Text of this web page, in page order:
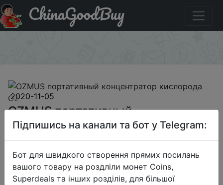
Придбати по знижці BGCNMUSGF OZMUS портативный
концентратор кислорода O2
ChinaGoodBuy
2020-11-05
OZMUS портативный
концентратор кислорода O2
$139.99
Підпишись на канали та бот у Telegram:
Бот для швидкого створення прямих посилань
вашого товару на роздліли монет Coins,
Superdeals та інших розділів, для більшої